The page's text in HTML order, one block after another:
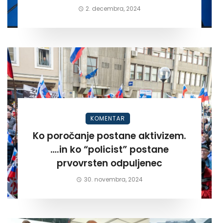
2. decembra, 2024
KOMENTAR
Ko poročanje postane aktivizem.
….in ko “policist” postane
prvovrsten odpuljenec
30. novembra, 2024